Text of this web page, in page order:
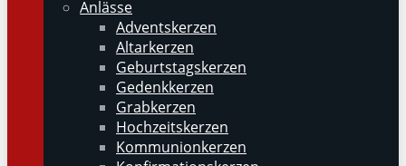
Anlässe
Adventskerzen
Altarkerzen
Geburtstagskerzen
Gedenkkerzen
Grabkerzen
Hochzeitskerzen
Kommunionkerzen